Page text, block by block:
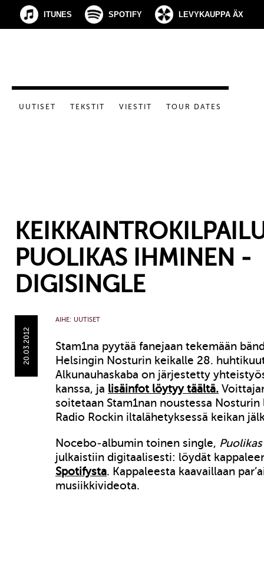
ITUNES SPOTIFY LEVYKAUPPA ÄX
UUTISET TEKSTIT VIESTIT TOUR DATES
PUOLIKAS IHMINEN -
DIGISINGLE
20.03.2012
AIHE: UUTISET
Stam1na pyytää fanejaan tekemään
Helsingin Nosturin keikalle 28.
Alkunauhaskaba on järjestetty
kanssa, ja lisäinfot löytyy täältä.
soitetaan Stam1nan noustessa Nosturin
Radio Rockin iltalähetyksessä keikan
Nocebo-albumin toinen single,
julkaistiin digitaalisesti: löydät
Spotifysta. Kappaleesta kaavaillaan
musiikkivideota.